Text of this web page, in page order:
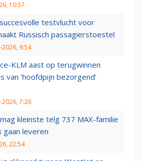
10:57
testvlucht voor
Russisch passagierstoestel
2026, 9:54
KLM aast op terugwinnen
van ‘hoofdpijn bezorgend’
2026, 7:26
kleinste telg 737 MAX-familie
gaan leveren
22:54